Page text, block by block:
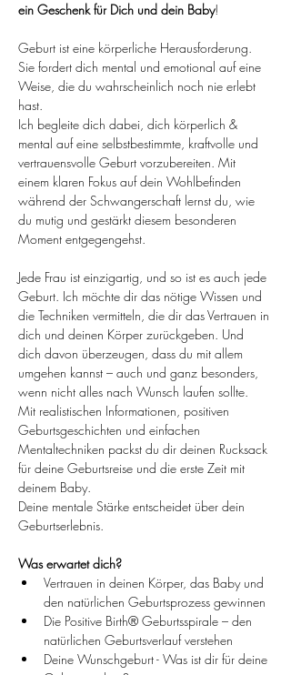
ein Geschenk für Dich und dein Baby!
Geburt ist eine körperliche Herausforderung.
Sie fordert dich mental und emotional auf eine
Weise, die du wahrscheinlich noch nie erlebt
hast.
Ich begleite dich dabei, dich körperlich &
mental auf eine selbstbestimmte, kraftvolle und
vertrauensvolle Geburt vorzubereiten. Mit
einem klaren Fokus auf dein Wohlbefinden
während der Schwangerschaft lernst du, wie
du mutig und gestärkt diesem besonderen
Moment entgegengehst.
Jede Frau ist einzigartig, und so ist es auch jede
Geburt. Ich möchte dir das nötige Wissen und
die Techniken vermitteln, die dir das Vertrauen in
dich und deinen Körper zurückgeben. Und
dich davon überzeugen, dass du mit allem
umgehen kannst – auch und ganz besonders,
wenn nicht alles nach Wunsch laufen sollte.
Mit realistischen Informationen, positiven
Geburtsgeschichten und einfachen
Mentaltechniken packst du dir deinen Rucksack
für deine Geburtsreise und die erste Zeit mit
deinem Baby.
Deine mentale Stärke entscheidet über dein
Geburtserlebnis.
Was erwartet dich?
Vertrauen in deinen Körper, das Baby und
den natürlichen Geburtsprozess gewinnen
Die Positive Birth® Geburtsspirale – den
natürlichen Geburtsverlauf verstehen
Deine Wunschgeburt - Was ist dir für deine